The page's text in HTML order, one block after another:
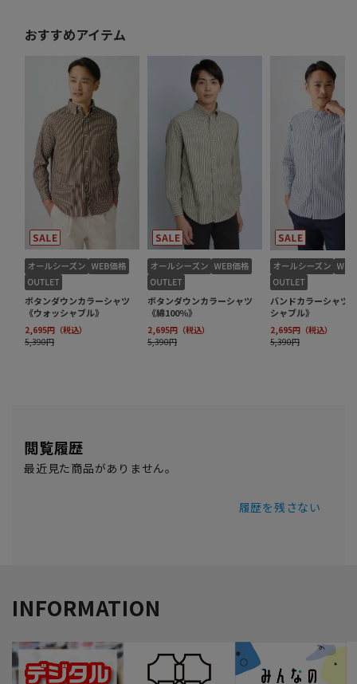
閲覧履歴
最近見た商品がありません。
履歴を残さない
INFORMATION